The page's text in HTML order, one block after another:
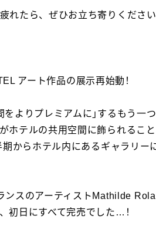
れたら、ぜひお立ち寄りください
アート作品の展示再始動！
をよりプレミアムに｣するもう一つ
ホテルの共用空間に飾られるこ
からホテル内にあるギャラリー
ンスのアーティストMathilde
初日にすべて完売でした…！